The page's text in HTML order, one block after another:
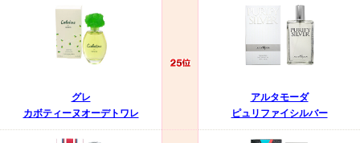
グレ
カボティーヌオーデトワレ
アルタモーダ
ピュリファイシルバー